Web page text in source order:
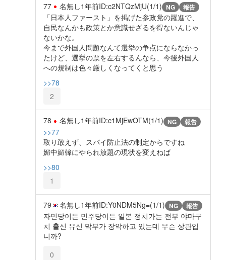
77 名無し1年前ID:c2NTQzMjU(1/1) NG 報告
「日本人ファースト」を掲げた参政党の躍進で、
自民なんかも政策とか意識せざるを得ないんじゃ
ないかな。
今まで外国人問題なんて選挙の争点にならなかっ
たけど、選挙の票を左右するんなら、今後外国人
への規制は色々厳しくなってくと思う
>>78
2
78 名無し1年前ID:c1MjEwOTM(1/1) NG 報告
>>77
取り敢えず、スパイ防止法の制定からですね
媚中媚韓にやられ放題の現状を変えねば
>>80
1
79 名無し1年前ID:Y0NDM5Ng=(1/1) NG 報告
자민당이든 민주당이든 일본 정치가는 전부 야마구
치 출신 유신 막부가 장악하고 있는데 무슨 상관입
니까?
0